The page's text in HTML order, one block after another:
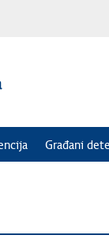
Građani